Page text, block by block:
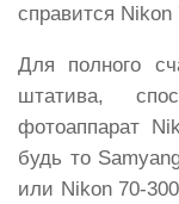
справится
Для полного
штатива,
фотоаппарат
будь то
или Nikon 70-